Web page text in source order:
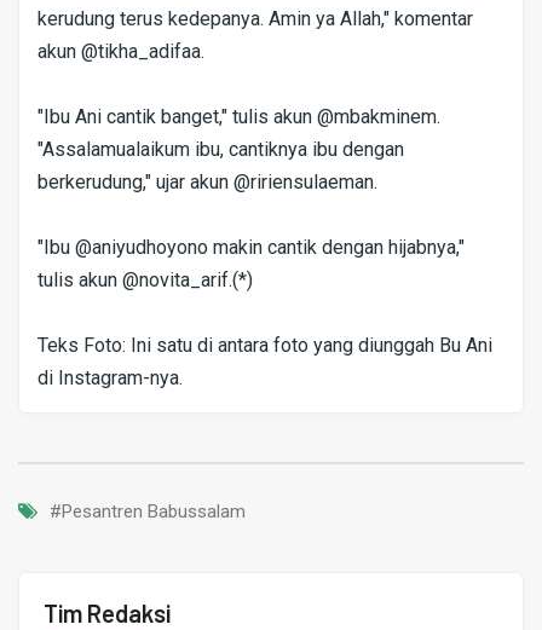
kerudung terus kedepanya. Amin ya Allah," komentar
akun @tikha_adifaa.
"Ibu Ani cantik banget," tulis akun @mbakminem.
"Assalamualaikum ibu, cantiknya ibu dengan
berkerudung," ujar akun @ririensulaeman.
"Ibu @aniyudhoyono makin cantik dengan hijabnya,"
tulis akun @novita_arif.(*)
Teks Foto: Ini satu di antara foto yang diunggah Bu Ani
di Instagram-nya.
#Pesantren Babussalam
Tim Redaksi